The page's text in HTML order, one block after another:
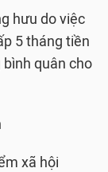
hưu do việc
5 tháng tiền
quân cho
xã hội